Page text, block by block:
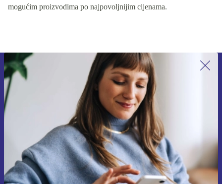
mogućim proizvodima po najpovoljnijim cijenama.
Prijavi se na newsletter!
Nikad više ne propusti ponudu.
Zatraži kupon
Informacije o korištenju osobnih podataka možeš pronaći u našim
Pravilima privatnosti.